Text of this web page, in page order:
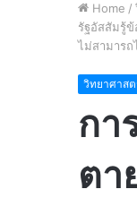
Home /
รัฐอัสสัมรู้
ไม่สามารถ
วิทยาศาสต
กา
ตา